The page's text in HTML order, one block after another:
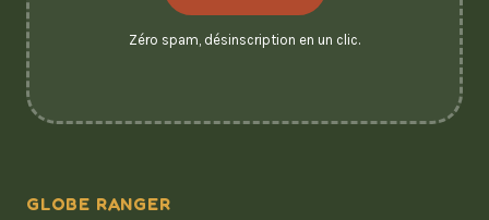
Zéro spam, désinscription en un clic.
GLOBE RANGER